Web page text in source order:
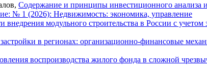
Содержание и принципы инвестиционного анализа
№ 1 (2026): Недвижимость: экономика, управление
внедрения модульного строительства в России с учетом
в регионах: организационно-финансовые
воспроизводства жилого фонда в сложной